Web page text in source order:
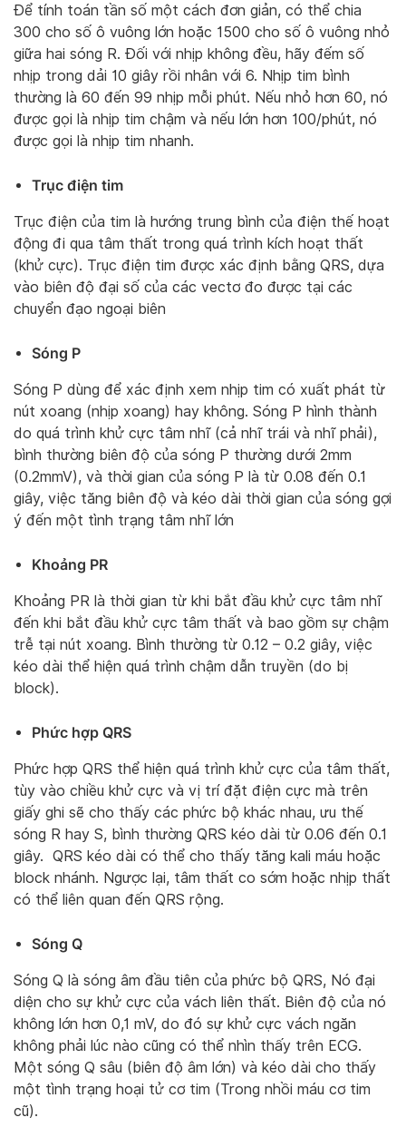
Để tính toán tần số một cách đơn giản, có thể chia
300 cho số ô vuông lớn hoặc 1500 cho số ô vuông nhỏ
giữa hai sóng R. Đối với nhịp không đều, hãy đếm số
nhịp trong dải 10 giây rồi nhân với 6. Nhịp tim bình
thường là 60 đến 99 nhịp mỗi phút. Nếu nhỏ hơn 60, nó
được gọi là nhịp tim chậm và nếu lớn hơn 100/phút, nó
được gọi là nhịp tim nhanh.
Trục điện tim
Trục điện của tim là hướng trung bình của điện thế hoạt
động đi qua tâm thất trong quá trình kích hoạt thất
(khử cực). Trục điện tim được xác định bằng QRS, dựa
vào biên độ đại số của các vectơ đo được tại các
chuyển đạo ngoại biên
Sóng P
Sóng P dùng để xác định xem nhịp tim có xuất phát từ
nút xoang (nhịp xoang) hay không. Sóng P hình thành
do quá trình khử cực tâm nhĩ (cả nhĩ trái và nhĩ phải),
bình thường biên độ của sóng P thường dưới 2mm
(0.2mmV), và thời gian của sóng P là từ 0.08 đến 0.1
giây, việc tăng biên độ và kéo dài thời gian của sóng gợi
ý đến một tình trạng tâm nhĩ lớn
Khoảng PR
Khoảng PR là thời gian từ khi bắt đầu khử cực tâm nhĩ
đến khi bắt đầu khử cực tâm thất và bao gồm sự chậm
trễ tại nút xoang. Bình thường từ 0.12 – 0.2 giây, việc
kéo dài thể hiện quá trình chậm dẫn truyền (do bị
block).
Phức hợp QRS
Phức hợp QRS thể hiện quá trình khử cực của tâm thất,
tùy vào chiều khử cực và vị trí đặt điện cực mà trên
giấy ghi sẽ cho thấy các phức bộ khác nhau, ưu thế
sóng R hay S, bình thường QRS kéo dài từ 0.06 đến 0.1
giây. QRS kéo dài có thể cho thấy tăng kali máu hoặc
block nhánh. Ngược lại, tâm thất co sớm hoặc nhịp thất
có thể liên quan đến QRS rộng.
Sóng Q
Sóng Q là sóng âm đầu tiên của phức bộ QRS, Nó đại
diện cho sự khử cực của vách liên thất. Biên độ của nó
không lớn hơn 0,1 mV, do đó sự khử cực vách ngăn
không phải lúc nào cũng có thể nhìn thấy trên ECG.
Một sóng Q sâu (biên độ âm lớn) và kéo dài cho thấy
một tình trạng hoại tử cơ tim (Trong nhồi máu cơ tim
cũ).